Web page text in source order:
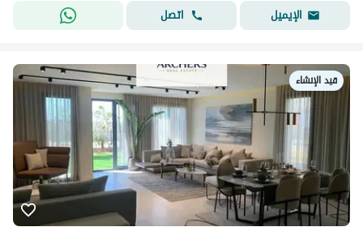
الإيميل
اتصل
قيد الإنشاء